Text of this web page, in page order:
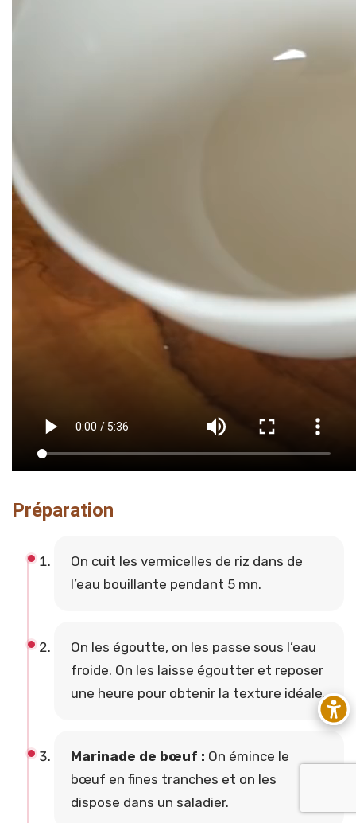
Préparation
On cuit les vermicelles de riz dans de
l’eau bouillante pendant 5 mn.
On les égoutte, on les passe sous l’eau
froide. On les laisse égoutter et reposer
une heure pour obtenir la texture idéale.
Marinade de bœuf : On émince le
bœuf en fines tranches et on les
dispose dans un saladier.